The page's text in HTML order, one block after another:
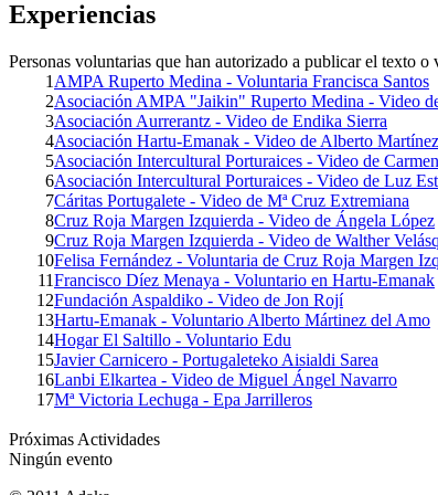
Experiencias
Personas voluntarias que han autorizado a publicar el texto o
1 AMPA Ruperto Medina - Voluntaria Francisca Santos
2Asociación AMPA "Jaikin" Ruperto Medina - Video
3Asociación Aurrerantz - Video de Endika Sierra
4Asociación Hartu-Emanak - Video de Alberto
5Asociación Intercultural Porturaices - Video de
6Asociación Intercultural Porturaices - Video de Luz
7Cáritas Portugalete - Video de Mª Cruz Extremiana
8Cruz Roja Margen Izquierda - Video de Ángela López
9Cruz Roja Margen Izquierda - Video de Walther
10Felisa Fernández - Voluntaria de Cruz Roja Margen
11Francisco Díez Menaya - Voluntario en Hartu-Emanak
12Fundación Aspaldiko - Video de Jon Rojí
13Hartu-Emanak - Voluntario Alberto Mártinez del Amo
14Hogar El Saltillo - Voluntario Edu
15Javier Carnicero - Portugaleteko Aisialdi Sarea
16Lanbi Elkartea - Video de Miguel Ángel Navarro
17Mª Victoria Lechuga - Epa Jarrilleros
Próximas Actividades
Ningún evento